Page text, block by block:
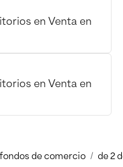
en Venta en
en Venta en
de comercio de 2